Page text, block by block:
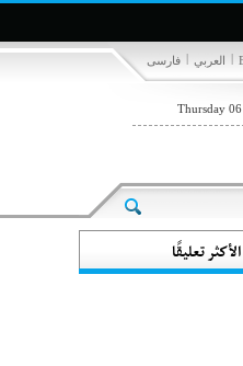
فارسی | العربي |
Thursday
الأكثر تعليقًا